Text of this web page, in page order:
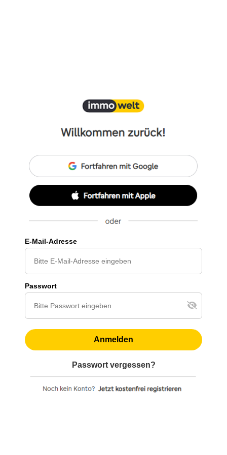
E-Mail-Adresse
Passwort
Anmelden
Passwort vergessen?